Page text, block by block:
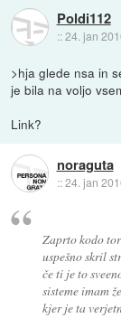
Poldi112
::24. jan
>hja glede nsa in
je bila na voljo
Link?
noraguta
::24. jan
Zaprto kodo
uspešno skril
če ti je to
sisteme imam
kjer je ta